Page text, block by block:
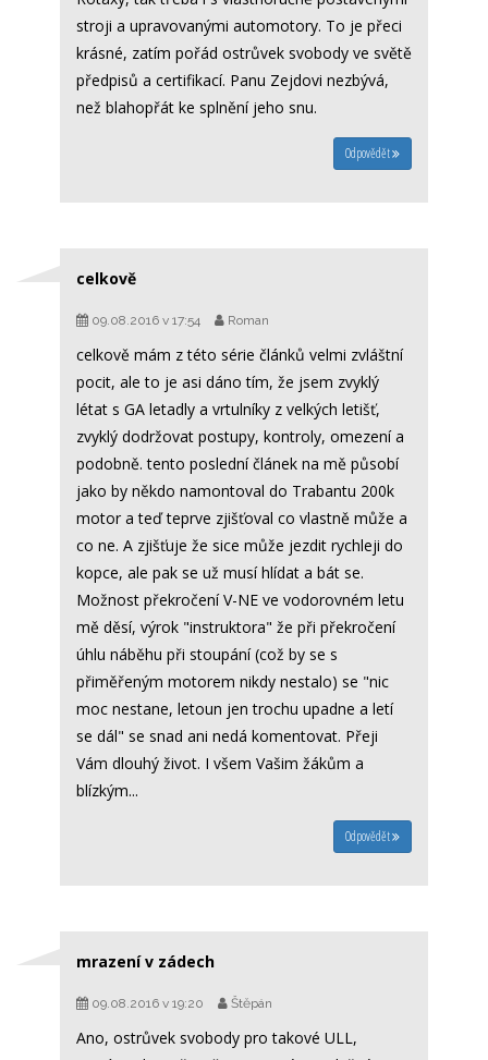
stroji a upravovanými automotory. To je přeci
krásné, zatím pořád ostrůvek svobody ve světě
předpisů a certifikací. Panu Zejdovi nezbývá,
než blahopřát ke splnění jeho snu.
Odpovědět
celkově
09.08.2016 v 17:54 Roman
celkově mám z této série článků velmi zvláštní
pocit, ale to je asi dáno tím, že jsem zvyklý
létat s GA letadly a vrtulníky z velkých letišť,
zvyklý dodržovat postupy, kontroly, omezení a
podobně. tento poslední článek na mě působí
jako by někdo namontoval do Trabantu 200k
motor a teď teprve zjišťoval co vlastně může a
co ne. A zjišťuje že sice může jezdit rychleji do
kopce, ale pak se už musí hlídat a bát se.
Možnost překročení V-NE ve vodorovném letu
mě děsí, výrok "instruktora" že při překročení
úhlu náběhu při stoupání (což by se s
přiměřeným motorem nikdy nestalo) se "nic
moc nestane, letoun jen trochu upadne a letí
se dál" se snad ani nedá komentovat. Přeji
Vám dlouhý život. I všem Vašim žákům a
blízkým...
Odpovědět
mrazení v zádech
09.08.2016 v 19:20 Štěpán
Ano, ostrůvek svobody pro takové ULL,